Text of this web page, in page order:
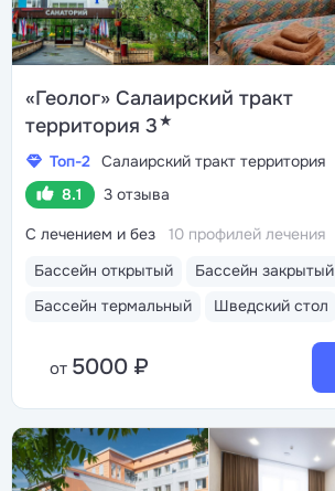
«Геолог» Салаирский тракт
территория 3★
Топ-2 Салаирский тракт территория
8.1
3 отзыва
Бассейн открытый
Бассейн закрытый
Бассейн термальный
Шведский стол
С лечением и без 10 профилей лечения
от 5000 ₽